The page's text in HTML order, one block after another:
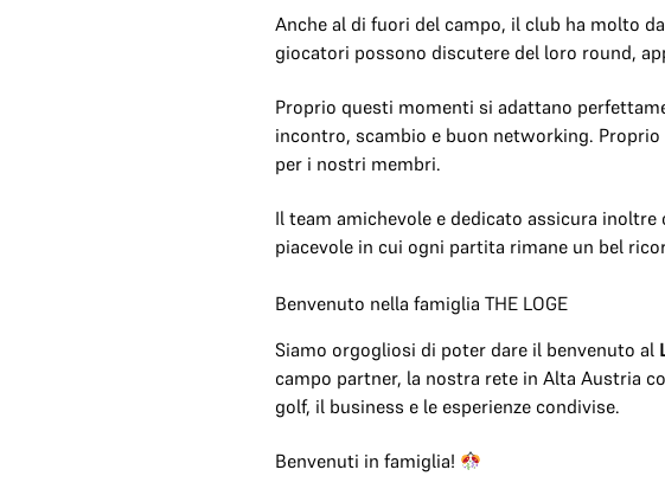
Anche al di fuori del campo, il club ha molto
giocatori possono discutere del loro round,
Proprio questi momenti si adattano
incontro, scambio e buon networking.
per i nostri membri.
Il team amichevole e dedicato assicura
piacevole in cui ogni partita rimane un bel
Benvenuto nella famiglia THE LOGE
Siamo orgogliosi di poter dare il benvenuto al
campo partner, la nostra rete in Alta Austria
golf, il business e le esperienze condivise.
Benvenuti in famiglia!